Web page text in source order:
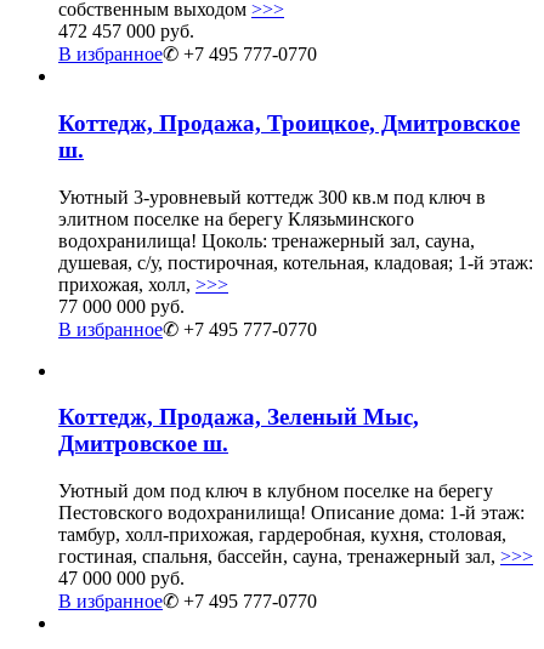
собственным выходом >>>
472 457 000 руб.
В избранное✆ +7 495 777-0770
Коттедж, Продажа, Троицкое, Дмитровское
ш.
Уютный 3-уровневый коттедж 300 кв.м под ключ в
элитном поселке на берегу Клязьминского
водохранилища! Цоколь: тренажерный зал, сауна,
душевая, с/у, постирочная, котельная, кладовая; 1-й этаж:
прихожая, холл, >>>
77 000 000 руб.
В избранное✆ +7 495 777-0770
Коттедж, Продажа, Зеленый Мыс,
Дмитровское ш.
Уютный дом под ключ в клубном поселке на берегу
Пестовского водохранилища! Описание дома: 1-й этаж:
тамбур, холл-прихожая, гардеробная, кухня, столовая,
гостиная, спальня, бассейн, сауна, тренажерный зал, >>>
47 000 000 руб.
В избранное✆ +7 495 777-0770